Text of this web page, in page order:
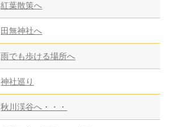
紅葉散策へ
田無神社へ
雨でも歩ける場所へ
神社巡り
秋川渓谷へ・・・